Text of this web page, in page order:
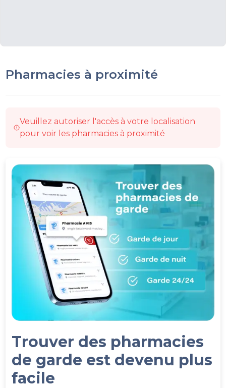
Pharmacies à proximité
Veuillez autoriser l'accès à votre localisation
pour voir les pharmacies à proximité
Trouver des pharmacies
de garde est devenu plus
facile